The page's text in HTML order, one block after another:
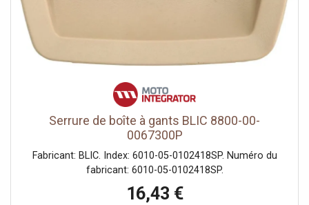
Serrure de boîte à gants BLIC 8800-00-
0067300P
Fabricant: BLIC. Index: 6010-05-0102418SP. Numéro du
fabricant: 6010-05-0102418SP.
16,43 €